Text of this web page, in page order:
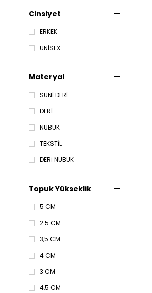
Cinsiyet
ERKEK
UNİSEX
Materyal
SUNİ DERİ
DERİ
NUBUK
TEKSTİL
DERİ NUBUK
Topuk Yükseklik
5 CM
2.5 CM
3,5 CM
4 CM
3 CM
4,5 CM